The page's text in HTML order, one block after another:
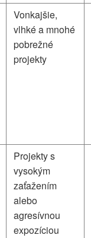
Vonkajšie,
vlhké a mnohé
pobrežné
projekty
Projekty s
vysokým
zaťažením
alebo
agresívnou
expozíciou